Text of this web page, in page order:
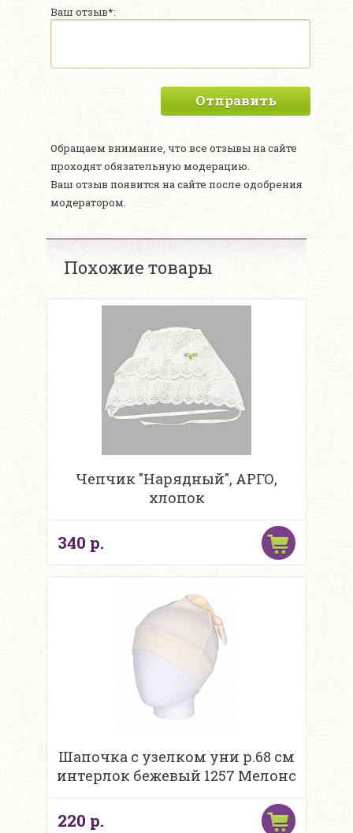
Ваш отзыв*:
Отправить
Обращаем внимание, что все отзывы на сайте
проходят обязательную модерацию.
Ваш отзыв появится на сайте после одобрения
модератором.
Похожие товары
Чепчик "Нарядный", АРГО,
хлопок
340 р.
Шапочка с узелком уни р.68 см
интерлок бежевый 1257 Мелонс
220 р.